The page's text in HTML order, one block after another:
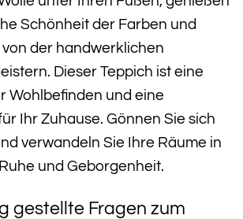
Schönheit der Farben und
von der handwerklichen
Dieser Teppich ist eine
Wohlbefinden und eine
Ihr Zuhause. Gönnen Sie sich
verwandeln Sie Ihre Räume in
und Geborgenheit.
gestellte Fragen zum